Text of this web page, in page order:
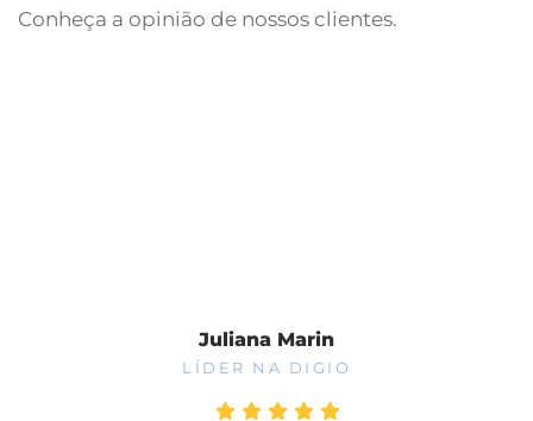
Conheça a opinião de nossos clientes.
Juliana Marin
LÍDER NA DIGIO